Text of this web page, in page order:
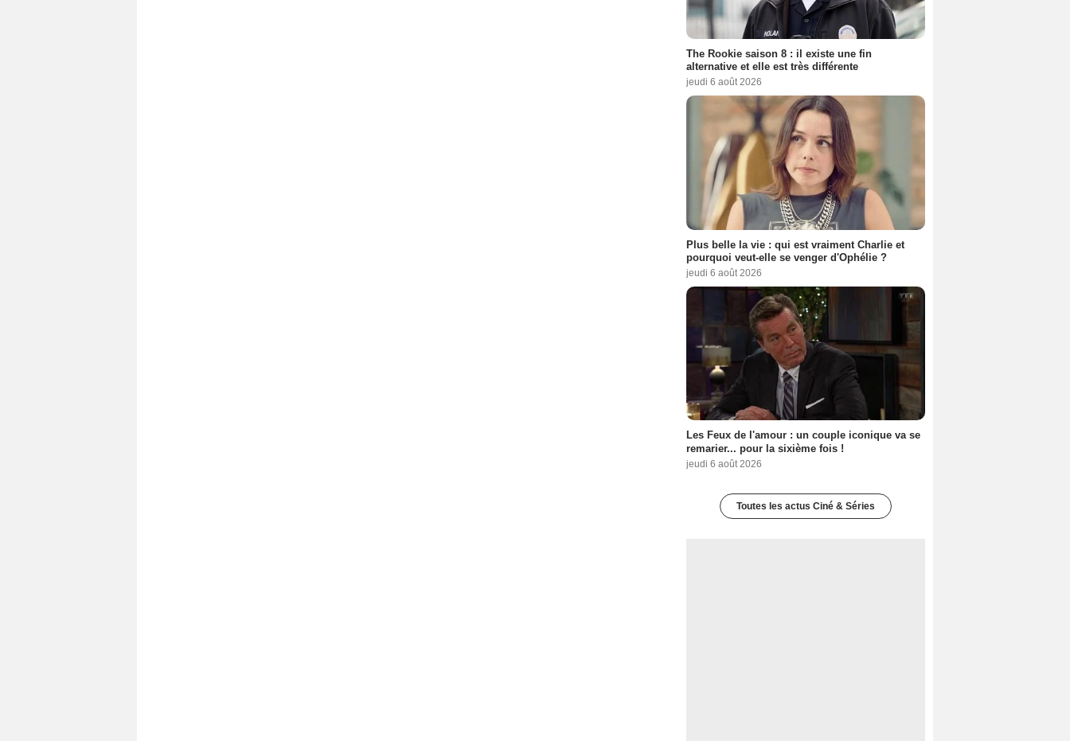
The Rookie saison 8 : il existe une fin
alternative et elle est très différente
jeudi 6 août 2026
Plus belle la vie : qui est vraiment Charlie et
pourquoi veut-elle se venger d'Ophélie ?
jeudi 6 août 2026
Les Feux de l'amour : un couple iconique va se
remarier... pour la sixième fois !
jeudi 6 août 2026
Toutes les actus Ciné & Séries